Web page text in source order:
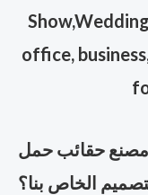
office,
حقائب حمل
الخاص بنا؟